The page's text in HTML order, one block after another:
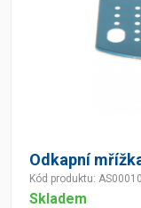
Odkapní
Kód produktu:
Skladem